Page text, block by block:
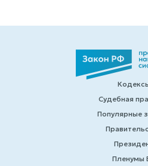
Судебная
Популярные
Пленумы